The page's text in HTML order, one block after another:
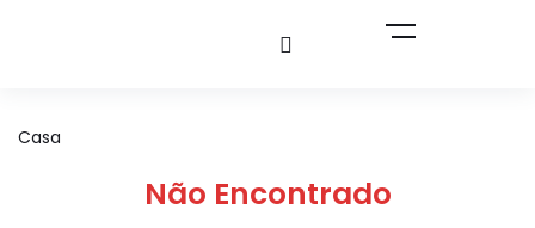
Casa
Não Encontrado